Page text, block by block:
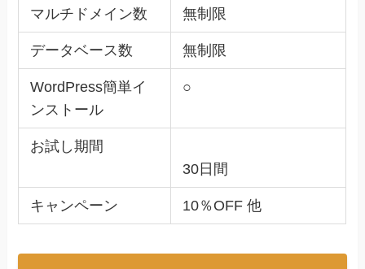
マルチドメイン数 無制限
データベース数 無制限
WordPress簡単イ
ンストール
○
お試し期間
30日間
キャンペーン 10％OFF 他